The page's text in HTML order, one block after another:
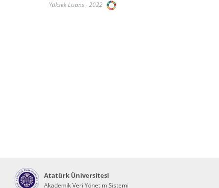
Yüksek Lisans - 2022
Atatürk Üniversitesi
Akademik Veri Yönetim Sistemi